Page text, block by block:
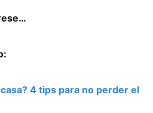
4 tips para no perder el